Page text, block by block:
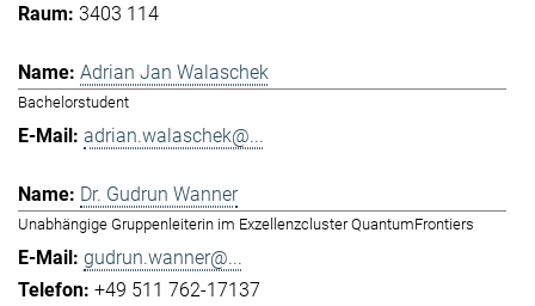
3403 114
Adrian Jan Walaschek
Bachelorstudent
adrian.walaschek@...
Dr. Gudrun Wanner
Unabhängige Gruppenleiterin im Exzellenzcluster QuantumFrontiers
gudrun.wanner@...
+49 511 762-17137